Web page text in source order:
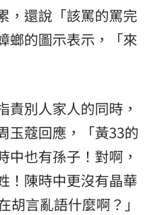
，還說「該罵的罵完
螂的圖示表示，「來
責別人家人的同時，
玉蔻回應，「黃33的
中也有孫子！對啊，
！陳時中更沒有晶華
言亂語什麼啊？」